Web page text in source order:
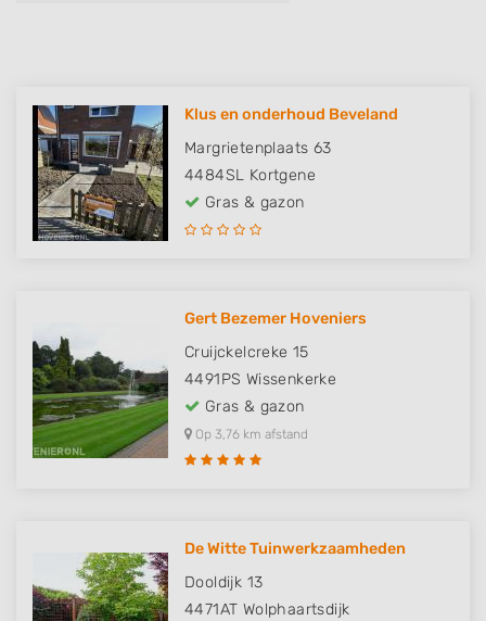
Klus en onderhoud Beveland
Margrietenplaats 63
4484SL Kortgene
Gras & gazon
Gert Bezemer Hoveniers
Cruijckelcreke 15
4491PS Wissenkerke
Gras & gazon
Op 3,76 km afstand
De Witte Tuinwerkzaamheden
Dooldijk 13
4471AT Wolphaartsdijk